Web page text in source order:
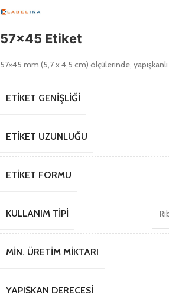
57×45 Etiket
57×45 mm (5,7 x 4,5 cm) ölçülerinde,
ETIKET GENIŞLIĞI
ETIKET UZUNLUĞU
ETIKET FORMU
KULLANIM TIPI
MIN. ÜRETIM MIKTARI
YAPIŞKAN DERECESI